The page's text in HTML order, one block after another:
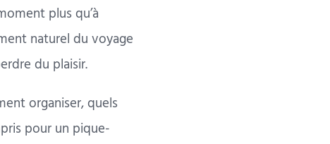
plus qu’à
naturel du voyage
du plaisir.
organiser, quels
pour un pique-